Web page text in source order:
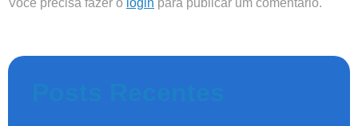
Você precisa fazer o login para publicar um comentário.